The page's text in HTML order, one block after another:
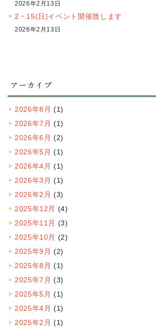
2026年2月13日
2・15(日)イベント開催致します
2026年2月13日
アーカイブ
2026年8月 (1)
2026年7月 (1)
2026年6月 (2)
2026年5月 (1)
2026年4月 (1)
2026年3月 (1)
2026年2月 (3)
2025年12月 (4)
2025年11月 (3)
2025年10月 (2)
2025年9月 (2)
2025年8月 (1)
2025年7月 (3)
2025年5月 (1)
2025年4月 (1)
2025年2月 (1)